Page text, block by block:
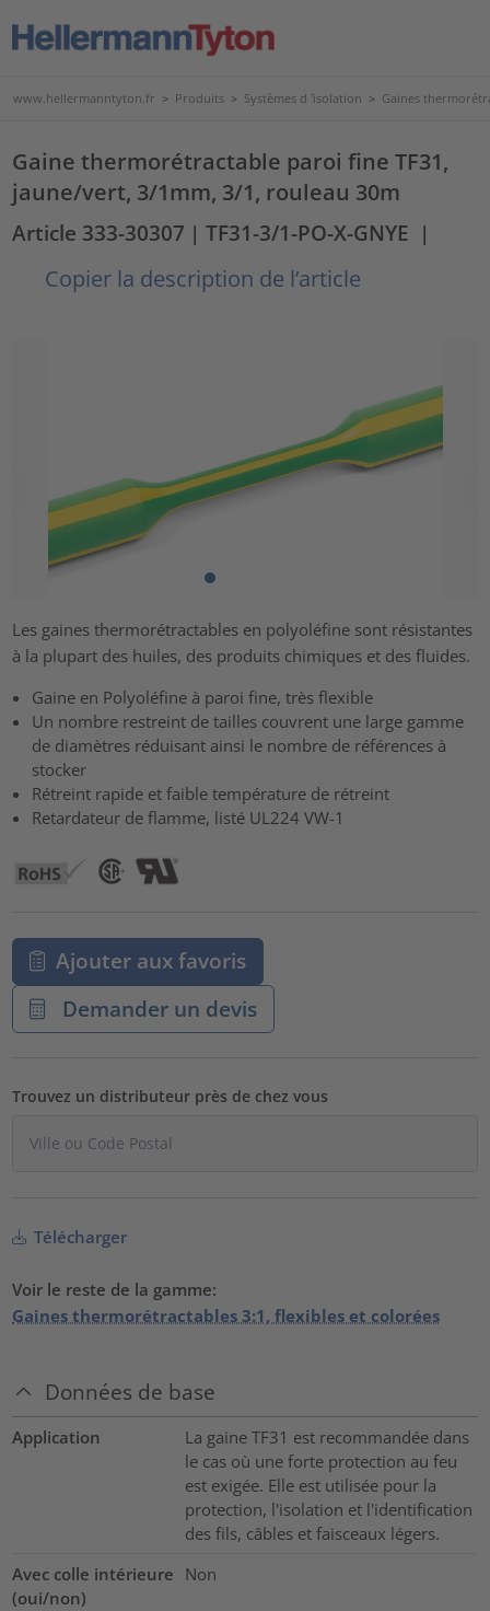
www.hellermanntyton.fr > Produits > Systèmes d 'isolation > Gaines
Gaine thermorétractable paroi fine TF31,
jaune/vert, 3/1mm, 3/1, rouleau 30m
Article 333-30307 | TF31-3/1-PO-X-GNYE |
Copier la description de l’article
Les gaines thermorétractables en polyoléfine sont résistantes
à la plupart des huiles, des produits chimiques et des fluides.
Gaine en Polyoléfine à paroi fine, très flexible
Un nombre restreint de tailles couvrent une large gamme
de diamètres réduisant ainsi le nombre de références à
stocker
Rétreint rapide et faible température de rétreint
Retardateur de flamme, listé UL224 VW-1
Ajouter aux favoris
Demander un devis
Trouvez un distributeur près de chez vous
Télécharger
Voir le reste de la gamme:
Gaines thermorétractables 3:1, flexibles et colorées
Données de base
Application
La gaine TF31 est recommandée dans
le cas où une forte protection au feu
est exigée. Elle est utilisée pour la
protection, l'isolation et l'identification
des fils, câbles et faisceaux légers.
Avec colle intérieure
(oui/non)
Non